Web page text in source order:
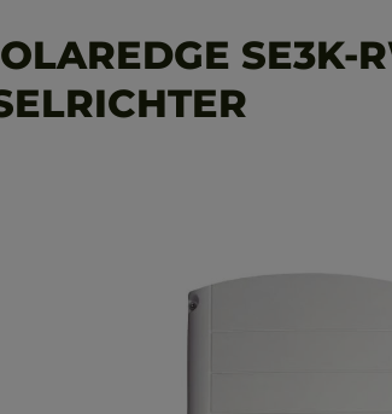
SE3K-